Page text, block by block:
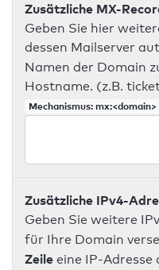
Zusätzliche MX-
Geben Sie hier
dessen Mailserver
Namen der Domain
Hostname. (z.B.
Mechanismus: mx:<domain>
Zusätzliche IPv4-
Geben Sie weitere
für Ihre Domain
Zeile eine IP-Adresse